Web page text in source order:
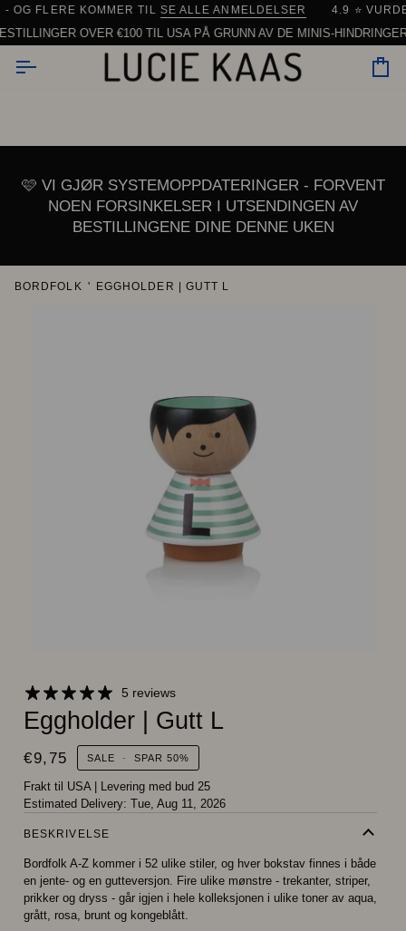
Hopp
til
innhold
FRAKT FRA DANMARK| 90 % AV ALLE BESTILLINGER SENDES
FLERE KOMMER TIL SE ALLE ANMELDELSER 4.9 ⭐️
OVER €100 TIL USA PÅ GRUNN AV DE MINIS-HINDRINGER.
🩷 VI GJØR SYSTEMOPPDATERINGER - FORVENT
NOEN FORSINKELSER I UTSENDINGEN AV
BESTILLINGENE DINE DENNE UKEN
BORDFOLK ' EGGHOLDER | GUTT L
5 reviews
Eggholder | Gutt L
€9,75 SALE - SPAR 50%
Frakt til USA
Levering med bud 25
Estimated Delivery: Tue, Aug 11, 2026
BESKRIVELSE
Bordfolk A-Z kommer i 52 ulike stiler, og hver bokstav finnes i både
en jente- og en gutteversjon. Fire ulike mønstre - trekanter, striper,
prikker og dryss - går igjen i hele kolleksjonen i ulike toner av aqua,
grått, rosa, brunt og kongeblått.